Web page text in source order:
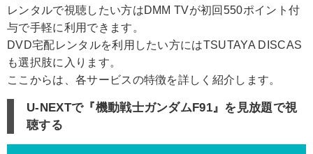
レンタルで視聴したい方はDMM TVが初回550ポイント付
与で手軽に利用できます。
DVD宅配レンタルを利用したい方にはTSUTAYA DISCAS
も選択肢に入ります。
ここからは、各サービスの特徴を詳しく紹介します。
U-NEXTで『機動戦士ガンダムF91』を見放題で視
聴する